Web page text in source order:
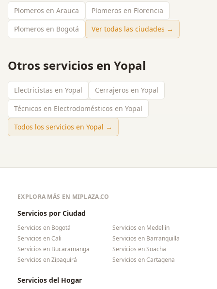
Plomeros en Arauca
Plomeros en Florencia
Plomeros en Bogotá
Ver todas las ciudades →
Otros servicios en Yopal
Electricistas en Yopal
Cerrajeros en Yopal
Técnicos en Electrodomésticos en Yopal
Todos los servicios en Yopal →
EXPLORA MÁS EN MIPLAZA.CO
Servicios por Ciudad
Servicios en Bogotá Servicios en Medellín
Servicios enCali Servicios en Barranquilla
Servicios en Bucaramanga Servicios enSoacha
Servicios enZipaquirá Servicios enCartagena
Servicios del Hogar